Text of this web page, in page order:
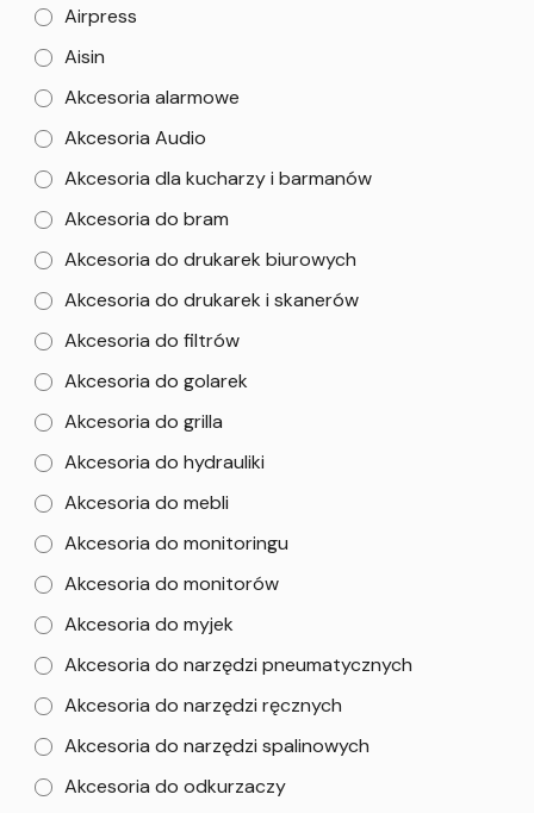
Airpress
Aisin
Akcesoria alarmowe
Akcesoria Audio
Akcesoria dla kucharzy i barmanów
Akcesoria do bram
Akcesoria do drukarek biurowych
Akcesoria do drukarek i skanerów
Akcesoria do filtrów
Akcesoria do golarek
Akcesoria do grilla
Akcesoria do hydrauliki
Akcesoria do mebli
Akcesoria do monitoringu
Akcesoria do monitorów
Akcesoria do myjek
Akcesoria do narzędzi pneumatycznych
Akcesoria do narzędzi ręcznych
Akcesoria do narzędzi spalinowych
Akcesoria do odkurzaczy